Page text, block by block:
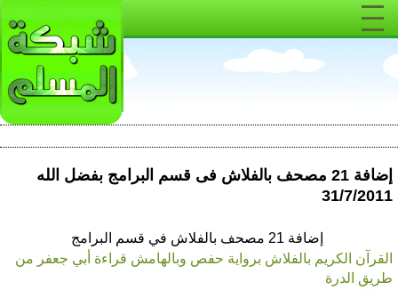
إضافة 21 مصحف بالفلاش فى قسم البرامج بفضل الله
31/7/2011
إضافة 21 مصحف بالفلاش في قسم البرامج
القرآن الكريم بالفلاش برواية حفص وبالهامش قراءة أبي جعفر من
طريق الدرة